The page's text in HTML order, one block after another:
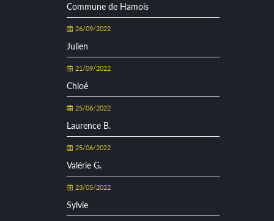
Commune de Hamois
26/09/2022
Julien
21/09/2022
Chloé
25/06/2022
Laurence B.
25/06/2022
Valérie G.
23/05/2022
Sylvie